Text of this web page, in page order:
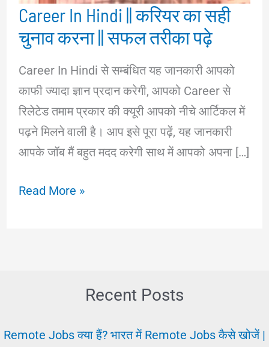
Career In Hindi || करियर का सही
चुनाव करना || सफल तरीका पढ़े
Career In Hindi से सम्बंधित यह जानकारी आपको
काफी ज्यादा ज्ञान प्रदान करेगी, आपको Career से
रिलेटेड तमाम प्रकार की क्यूरी आपको नीचे आर्टिकल में
पढ़ने मिलने वाली है। आप इसे पूरा पढ़ें, यह जानकारी
आपके जॉब मैं बहुत मदद करेगी साथ में आपको अपना […]
Career
चुनाव
Read More »
Recent Posts
Remote Jobs क्या हैं? भारत में Remote Jobs कैसे खोजें |